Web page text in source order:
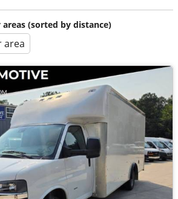
(sorted by distance)
area